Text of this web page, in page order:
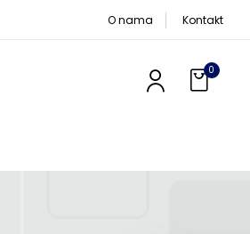
O nama Kontakt
0